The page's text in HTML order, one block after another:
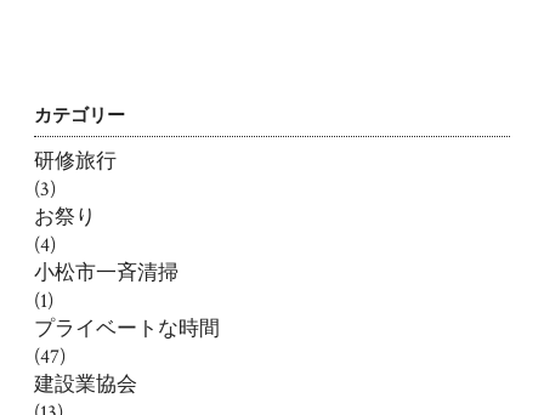
カテゴリー
研修旅行
(3)
お祭り
(4)
小松市一斉清掃
(1)
プライベートな時間
(47)
建設業協会